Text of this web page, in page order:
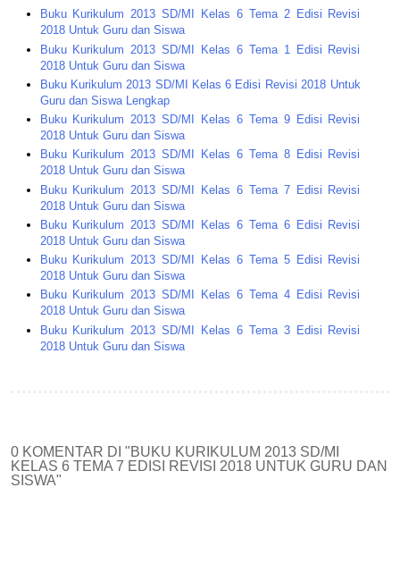
Buku Kurikulum 2013 SD/MI Kelas 6 Tema 2 Edisi Revisi
2018 Untuk Guru dan Siswa
Buku Kurikulum 2013 SD/MI Kelas 6 Tema 1 Edisi Revisi
2018 Untuk Guru dan Siswa
Buku Kurikulum 2013 SD/MI Kelas 6 Edisi Revisi 2018 Untuk
Guru dan Siswa Lengkap
Buku Kurikulum 2013 SD/MI Kelas 6 Tema 9 Edisi Revisi
2018 Untuk Guru dan Siswa
Buku Kurikulum 2013 SD/MI Kelas 6 Tema 8 Edisi Revisi
2018 Untuk Guru dan Siswa
Buku Kurikulum 2013 SD/MI Kelas 6 Tema 7 Edisi Revisi
2018 Untuk Guru dan Siswa
Buku Kurikulum 2013 SD/MI Kelas 6 Tema 6 Edisi Revisi
2018 Untuk Guru dan Siswa
Buku Kurikulum 2013 SD/MI Kelas 6 Tema 5 Edisi Revisi
2018 Untuk Guru dan Siswa
Buku Kurikulum 2013 SD/MI Kelas 6 Tema 4 Edisi Revisi
2018 Untuk Guru dan Siswa
Buku Kurikulum 2013 SD/MI Kelas 6 Tema 3 Edisi Revisi
2018 Untuk Guru dan Siswa
0 KOMENTAR DI "BUKU KURIKULUM 2013 SD/MI
KELAS 6 TEMA 7 EDISI REVISI 2018 UNTUK GURU DAN
SISWA"